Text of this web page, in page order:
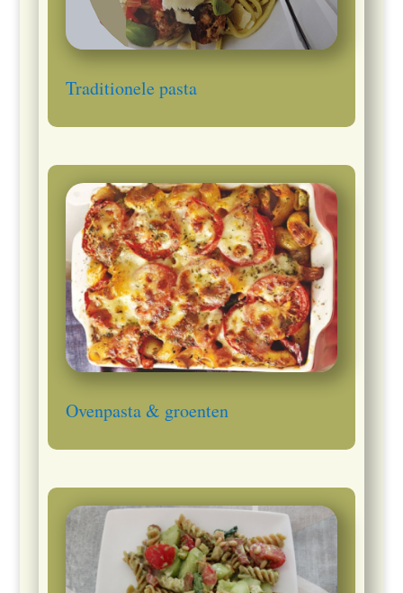
Traditionele pasta
Ovenpasta & groenten